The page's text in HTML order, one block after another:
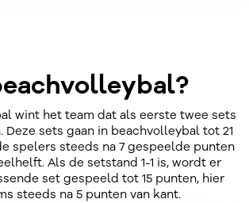
wint het team dat als eerste twee sets
Deze sets gaan in beachvolleybal tot 21
spelers steeds na 7 gespeelde punten
Als de setstand 1-1 is, wordt er
set gespeeld tot 15 punten, hier
steeds na 5 punten van kant.